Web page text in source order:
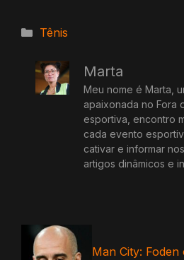
Categorias
Tênis
Marta
Meu nome é Marta,
apaixonada no Fora
esportiva, encontro
cada evento
cativar e informar
artigos dinâmicos e
Man City: